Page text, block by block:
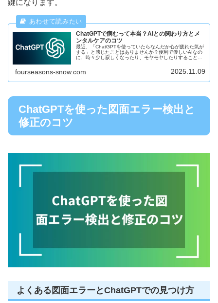
鍵になります。
ChatGPTで病むって本当？AIとの関わり方とメ
ンタルケアのコツ
最近、「ChatGPTを使っていたらなんだか心が疲れた気が
する」と感じたことはありませんか？便利で優しいAIなの
に、時々少し寂しくなったり、モヤモヤしたりすることっ
fourseasons-snow.com 2025.11.09
ChatGPTを使った図面エラー検出と
修正のコツ
よくある図面エラーとChatGPTでの見つけ方